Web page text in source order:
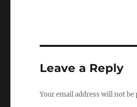
Leave a Reply
Your email address will not be